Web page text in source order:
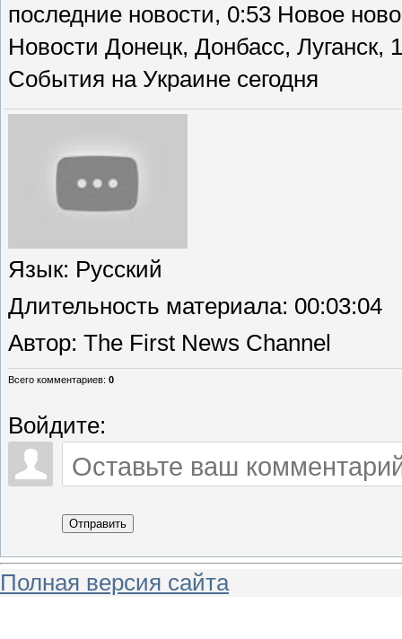
последние новости, 0:53 Новое
Новости Донецк, Донбасс,
События на Украине сегодня
Язык: Русский
Длительность материала: 00:03:04
Автор: The First News Channel
Всего комментариев: 0
Войдите:
Отправить
Полная версия сайта